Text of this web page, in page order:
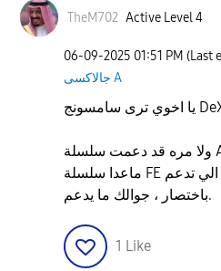
TheM702 Active Level 4
‎06-09-2025 01:51 PM (Last
جالاكسى A
باختصار ، جوالك ما يدعم.
1 Like